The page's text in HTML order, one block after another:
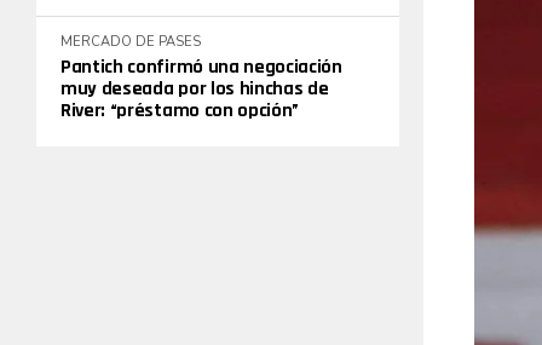
MERCADO DE PASES
Pantich confirmó una negociación
muy deseada por los hinchas de
River: “préstamo con opción”